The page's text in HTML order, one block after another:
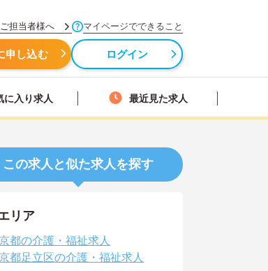
担当者様へ マイページでできること
申し込む ログイン
に入り求人 最近見た求人
この求人と似た求人を探す
リア
都の介護・福祉求人
都足立区の介護・福祉求人